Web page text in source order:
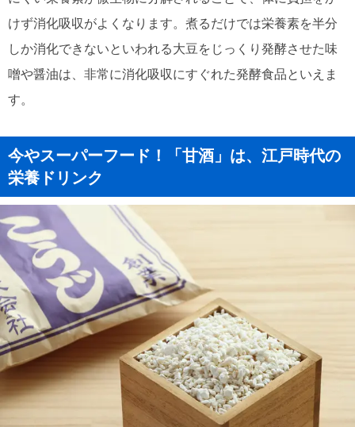
けず消化吸収がよくなります。煮るだけでは栄養素を半分
しか消化できないといわれる大豆をじっくり発酵させた味
噌や醤油は、非常に消化吸収にすぐれた発酵食品といえま
す。
今やスーパーフード！「甘酒」は、江戸時代の
栄養ドリンク